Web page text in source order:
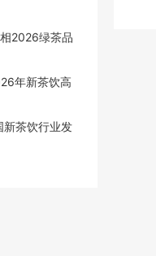
2026绿茶品
年新茶饮高
茶饮行业发